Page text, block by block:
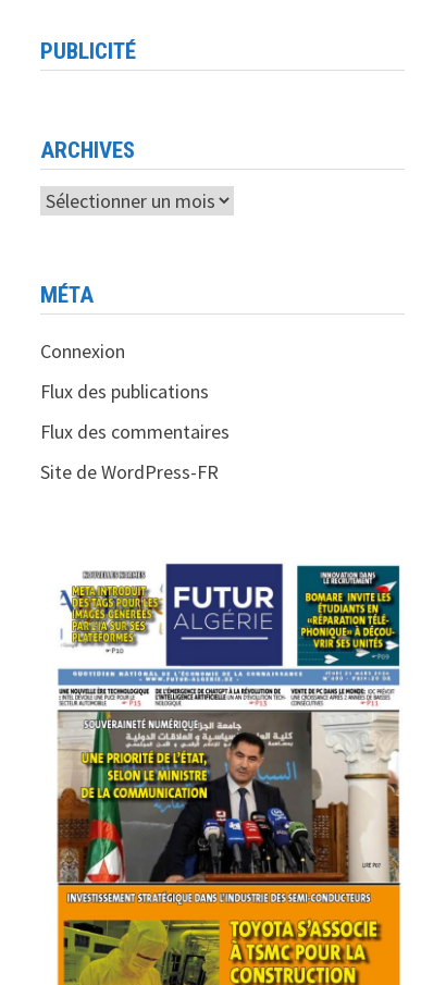
PUBLICITÉ
ARCHIVES
Archives
MÉTA
Connexion
Flux des publications
Flux des commentaires
Site de WordPress-FR